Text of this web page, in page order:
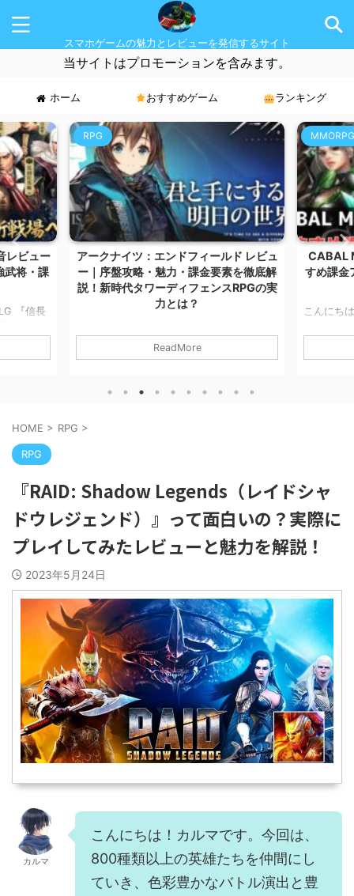
スマホゲームの魅力とレビューを発信するサイト
当サイトはプロモーションを含みます。
ホーム おすすめゲーム ランキング
レビュー
武将・課
『信長
攻略・評
大規模
） 課金：
城を発展
RPG
アークナイツ：エンドフィールド レビュ
ー｜序盤攻略・魅力・課金要素を徹底解
説！新時代タワーディフェンスRPGの実
力とは？
マです。 今回は、大人気タワーディフェン
スRPG「アークナイツ」の世界観をベース
ドフィールド』 について、実際にプレイし
事はプロモーションを含みます。 ダウンロ
ツ』はこんな人におすすめ！】 アークナイ
ReadMore
MMORPG
CABAL
すめ課金
こんにち
Mobile（
HOME > RPG >
RPG
『RAID: Shadow Legends（レイドシャ
ドウレジェンド）』って面白いの？実際に
プレイしてみたレビューと魅力を解説！
2023年5月24日
カルマ
こんにちは！カルマです。今回は、
800種類以上の英雄たちを仲間にし
ていき、色彩豊かなバトル演出と豊